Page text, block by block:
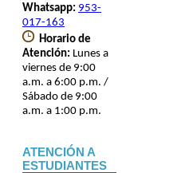
Whatsapp: 953-
017-163
Horario de
Atención: Lunes a
viernes de 9:00
a.m. a 6:00 p.m. /
Sábado de 9:00
a.m. a 1:00 p.m.
ATENCIÓN A
ESTUDIANTES